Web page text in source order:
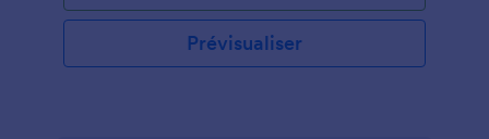
Prévisualiser